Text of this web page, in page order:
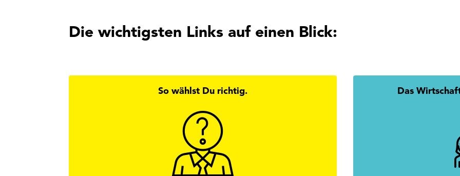
Die wichtigsten Links auf einen Blick:
So wählst Du richtig.
Hier findest Du alle Antworten zur
Wirtschaftskammerwahl.
Das